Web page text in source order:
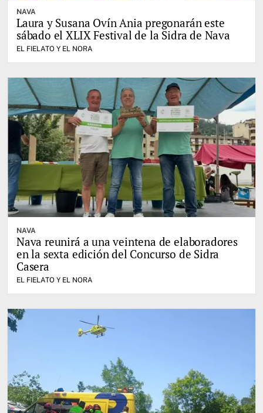
NAVA
Laura y Susana Ovín Ania pregonarán este
sábado el XLIX Festival de la Sidra de Nava
EL FIELATO Y EL NORA
NAVA
Nava reunirá a una veintena de elaboradores
en la sexta edición del Concurso de Sidra
Casera
EL FIELATO Y EL NORA